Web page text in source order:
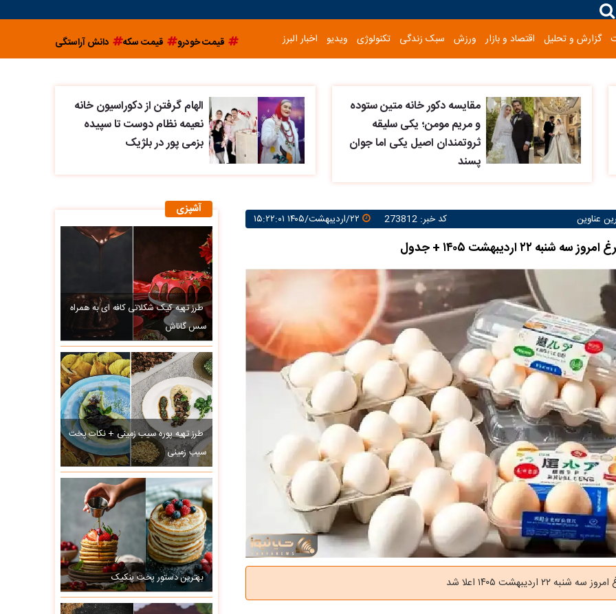
گزارش و تحلیل اقتصاد و بازار ورزش سبک زندگی تکنولوژی ویدیو اخبار البرز قیمت خودرو قیمت سکه دانش آراستگی
مقایسه دکور خانه متین ستوده
و مریم مومن؛ یکی سلیقه
ثروتمندان اصیل یکی اما جوان
پسند
الهام گرفتن از دکوراسیون خانه
نعیمه نظام دوست تا سپیده
بزمی پور در بلژیک
عناوین کد خبر: 273812
۲۲ اردیبهشت ۱۴۰۵ + جدول
۲۲ اردیبهشت ۱۴۰۵ اعلا شد
آشپزی
طرز تهیه کیک شکلاتی کافه ای به همراه
سس گاناش
طرز تهیه پوره سیب زمینی + نکات پخت
سیب زمینی
بهترین دستور پخت پنکیک